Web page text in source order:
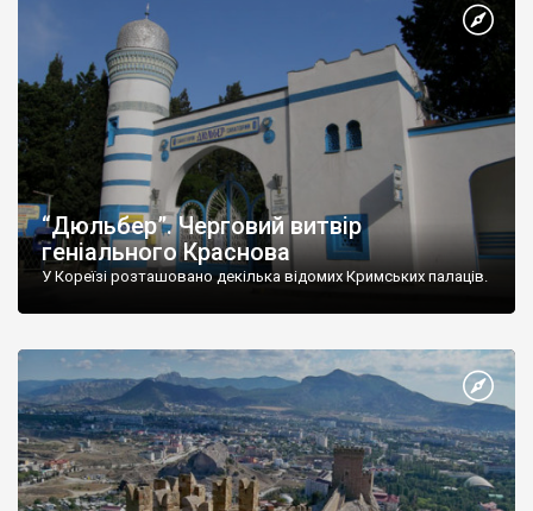
“Дюльбер”. Черговий витвір
геніального Краснова
У Кореїзі розташовано декілька відомих Кримських палаців.